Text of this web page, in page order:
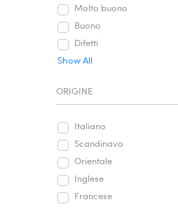
Molto buono
Buono
Difetti
Show All
ORIGINE
Italiano
Scandinavo
Orientale
Inglese
Francese